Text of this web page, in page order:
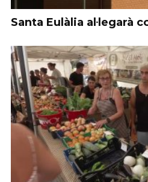
Santa Eulàlia al·legarà